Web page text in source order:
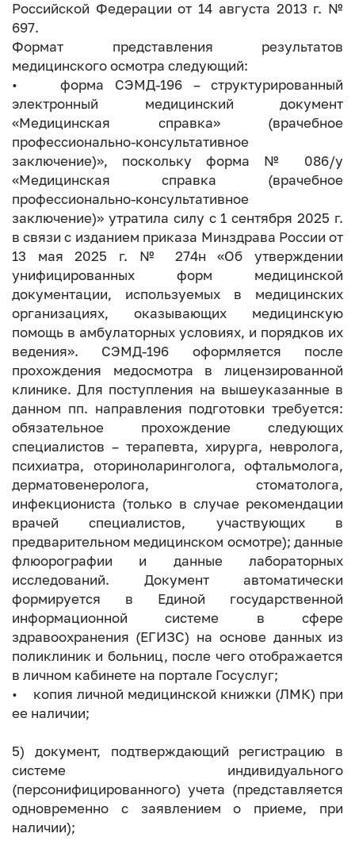
Российской Федерации от 14 августа 2013 г. №
697.
Формат представления результатов
медицинского осмотра следующий:
• форма СЭМД-196 – структурированный
электронный медицинский документ
«Медицинская справка» (врачебное
профессионально-консультативное
заключение)», поскольку форма № 086/у
«Медицинская справка (врачебное
профессионально-консультативное
заключение)» утратила силу с 1 сентября 2025 г.
в связи с изданием приказа Минздрава России от
13 мая 2025 г. № 274н «Об утверждении
унифицированных форм медицинской
документации, используемых в медицинских
организациях, оказывающих медицинскую
помощь в амбулаторных условиях, и порядков их
ведения». СЭМД-196 оформляется после
прохождения медосмотра в лицензированной
клинике. Для поступления на вышеуказанные в
данном пп. направления подготовки требуется:
обязательное прохождение следующих
специалистов – терапевта, хирурга, невролога,
психиатра, оториноларинголога, офтальмолога,
дерматовенеролога, стоматолога,
инфекциониста (только в случае рекомендации
врачей специалистов, участвующих в
предварительном медицинском осмотре); данные
флюорографии и данные лабораторных
исследований. Документ автоматически
формируется в Единой государственной
информационной системе в сфере
здравоохранения (ЕГИЗС) на основе данных из
поликлиник и больниц, после чего отображается
в личном кабинете на портале Госуслуг;
• копия личной медицинской книжки (ЛМК) при
ее наличии;
5) документ, подтверждающий регистрацию в
системе индивидуального
(персонифицированного) учета (представляется
одновременно с заявлением о приеме, при
наличии);